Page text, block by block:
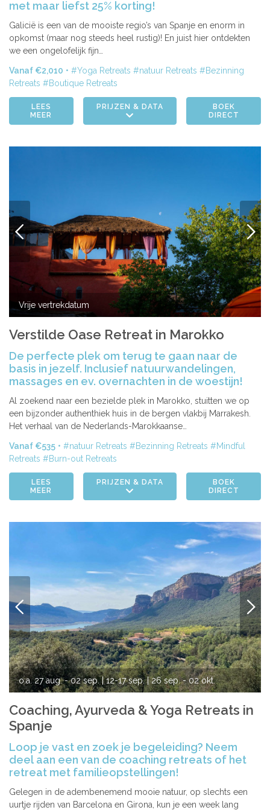
met maar liefst 25% korting!
Galicië is een van de mooiste regio’s van Spanje en enorm in
opkomst (maar nog steeds heel rustig)! En juist hier ontdekten
we een ongelofelijk fijn…
Vanaf €2,010 Yoga Retreats natuur Retreats
Bezinning
Retreats
Boutique Retreats
LEES
MEER
PRIJZEN & DATA
BOEK
DIRECT
VORIGE
Vrije vertrekdatum
Verstilde Oase Retreat in Marokko
De perfecte plek om terug te gaan naar de
basis in jezelf. Inclusief natuurwandelingen,
massages en ev. overnachten in de woestijn!
Al zoekend naar een bezielde plek in Marokko, stuitten we op
een bijzonder authenthiek huis in de bergen vlakbij Marrakesh.
Het verhaal van de Nederlands-Marokkaanse…
Vanaf €535 natuur Retreats Bezinning Retreats
Mindful
Retreats
Burn-out Retreats
LEES
MEER
PRIJZEN & DATA
BOEK
DIRECT
VORIGE
o.a.27 aug. - 02 sep.| 12-17 sep.| 26 sep. - 02 okt.
| 23-29 okt. | 23-29 nov.
Coaching, Ayurveda & Yoga Retreats in
Spanje
Loop je vast en zoek je begeleiding? Neem
deel aan een van de coaching retreats of het
retreat met familieopstellingen!
Gelegen in de adembenemend mooie natuur, op slechts een
uurtje rijden van Barcelona en Girona, kun je een week lang